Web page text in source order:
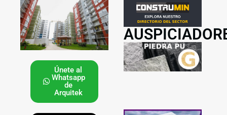
Únete al
Whatsapp
de
Arquitek